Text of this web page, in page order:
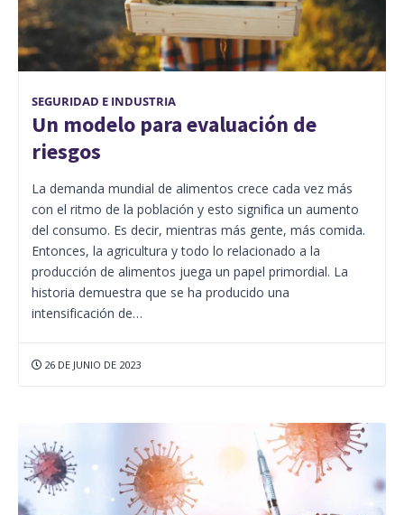
SEGURIDAD E INDUSTRIA
Un modelo para evaluación de
riesgos
La demanda mundial de alimentos crece cada vez más
con el ritmo de la población y esto significa un aumento
del consumo. Es decir, mientras más gente, más comida.
Entonces, la agricultura y todo lo relacionado a la
producción de alimentos juega un papel primordial. La
historia demuestra que se ha producido una
intensificación de…
26 DE JUNIO DE 2023